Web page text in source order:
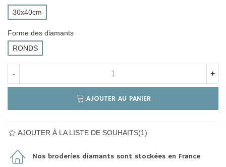
30x40cm
Forme des diamants
RONDS
- +
AJOUTER AU PANIER
AJOUTER À LA LISTE DE SOUHAITS(1)
Nos broderies diamants sont stockées en France